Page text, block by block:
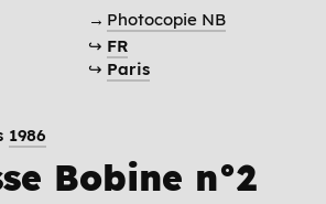
→ Photocopie NB
↪ FR
↪ Paris
1986
Bobine n°2